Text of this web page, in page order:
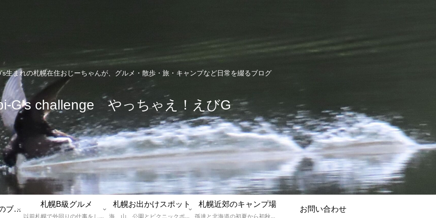
生まれの札幌在住おじーちゃんが、グルメ・散歩・旅・キャンプなど日常を綴るブログ
G's challenge やっちゃえ！えびG
えびGとは？札幌のブログ運営者プロフィール
札幌B級グルメ
以前札幌で外回りの仕事をしていた還暦過ぎブロガー「えびG」がランチ（サラリーマンランチ、サラメシ）を中心に、おそば、ラーメン、中華、日替わりランチを「札幌Bグルメ」と題してレポートしているブログカテゴリーのページです。現在は定年後の再雇用で札幌中とはいかなまでも会社の近くのすすきの界隈や家のある札幌市南区を中心に徘徊しております。
札幌お出かけスポット
海、山、公園とピクニックポイントや名所、旧跡などなど、、、、、札幌はもとより郊外の無理なく日帰りでいって帰ってこれるお出かけスポットを孫っち達（小学５、３年生、幼稚園年長さんの３人）とえびGがお出かけをして紹介しているページです。
札幌近郊のキャンプ場
孫達と北海道の初夏から初秋にかけてキャンプに出かけます。キャンプ場情報だったり料理だったり花火や遊びに虫取りとまさに「やっちゃえ！えびG」やりたい放題のブログです。
お問い合わせ